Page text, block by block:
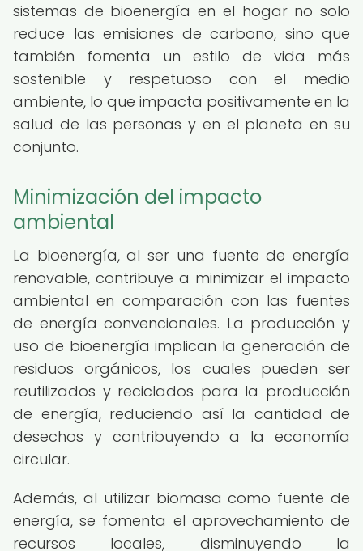
sistemas de bioenergía en el hogar no solo
reduce las emisiones de carbono, sino que
también fomenta un estilo de vida más
sostenible y respetuoso con el medio
ambiente, lo que impacta positivamente en la
salud de las personas y en el planeta en su
conjunto.
Minimización del impacto
ambiental
La bioenergía, al ser una fuente de energía
renovable, contribuye a minimizar el impacto
ambiental en comparación con las fuentes
de energía convencionales. La producción y
uso de bioenergía implican la generación de
residuos orgánicos, los cuales pueden ser
reutilizados y reciclados para la producción
de energía, reduciendo así la cantidad de
desechos y contribuyendo a la economía
circular.
Además, al utilizar biomasa como fuente de
energía, se fomenta el aprovechamiento de
recursos locales, disminuyendo la